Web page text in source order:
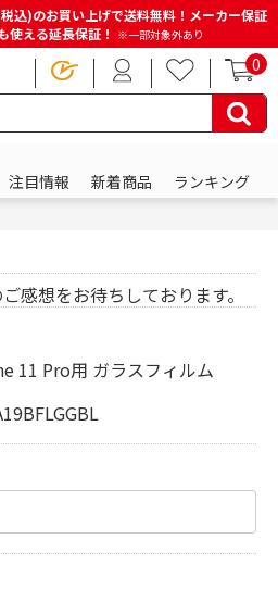
込)のお買い上げで送料無料！メーカー保証
使える延長保証！ ※一部対象外あり
0
注目情報 新着商品
ランキング
感想をお待ちしております。
11 Pro用 ガラスフィルム